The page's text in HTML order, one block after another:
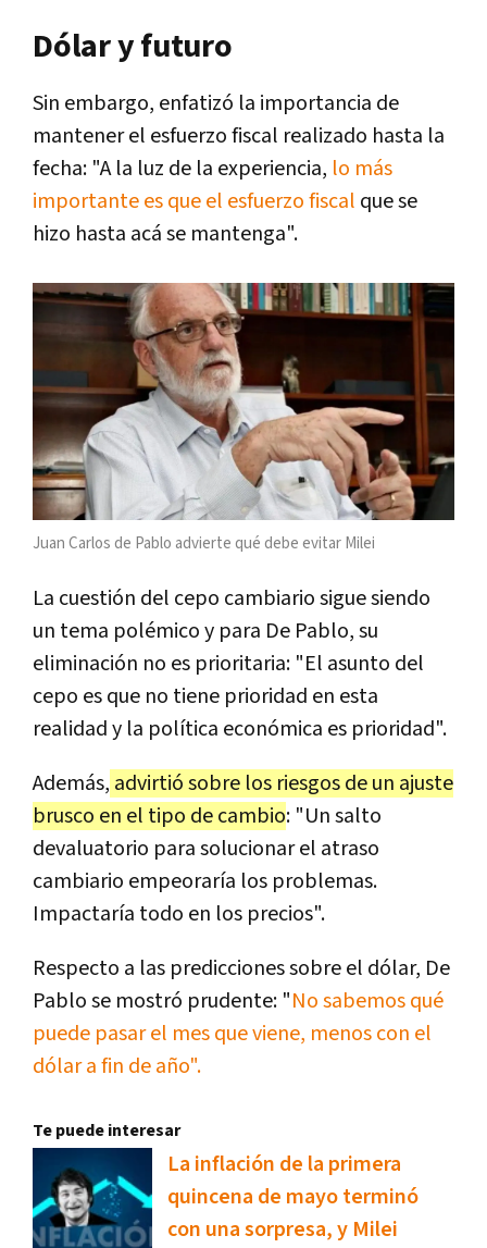
Dólar y futuro
Sin embargo, enfatizó la importancia de
mantener el esfuerzo fiscal realizado hasta la
fecha: "A la luz de la experiencia, lo más
importante es que el esfuerzo fiscal que se
hizo hasta acá se mantenga".
Juan Carlos de Pablo advierte qué debe evitar Milei
La cuestión del cepo cambiario sigue siendo
un tema polémico y para De Pablo, su
eliminación no es prioritaria: "El asunto del
cepo es que no tiene prioridad en esta
realidad y la política económica es prioridad".
Además, advirtió sobre los riesgos de un ajuste
brusco en el tipo de cambio: "Un salto
devaluatorio para solucionar el atraso
cambiario empeoraría los problemas.
Impactaría todo en los precios".
Respecto a las predicciones sobre el dólar, De
Pablo se mostró prudente: "No sabemos qué
puede pasar el mes que viene, menos con el
dólar a fin de año".
Te puede interesar
La inflación de la primera
quincena de mayo terminó
con una sorpresa, y Milei